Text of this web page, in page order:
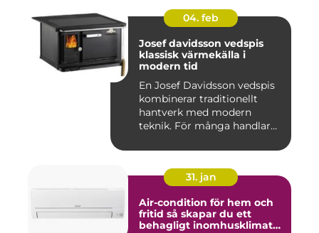
04. feb
Josef davidsson vedspis
klassisk värmekälla i
modern tid
En Josef Davidsson vedspis
kombinerar traditionellt
hantverk med modern
teknik. För många handlar
31. jan
Air-condition för hem och
fritid så skapar du ett
behagligt inomhusklimat